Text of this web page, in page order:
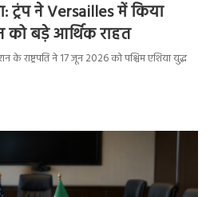
ट्रंप ने Versailles में किया
को बड़े आर्थिक राहत
के राष्ट्रपति ने 17 जून 2026 को पश्चिम एशिया युद्ध